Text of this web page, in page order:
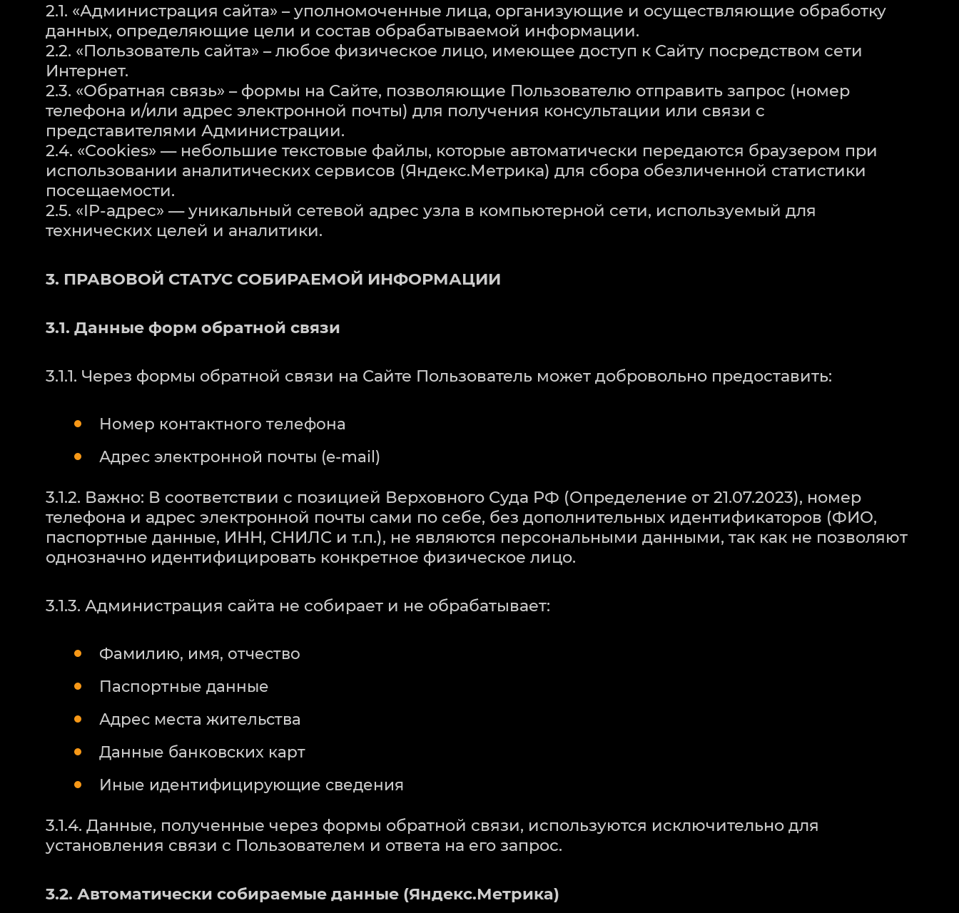
2.1. «Администрация сайта» – уполномоченные лица, организующие и осуществляющие обработку
данных, определяющие цели и состав обрабатываемой информации.
2.2. «Пользователь сайта» – любое физическое лицо, имеющее доступ к Сайту посредством сети
Интернет.
2.3. «Обратная связь» – формы на Сайте, позволяющие Пользователю отправить запрос (номер
телефона и/или адрес электронной почты) для получения консультации или связи с
представителями Администрации.
2.4. «Cookies» — небольшие текстовые файлы, которые автоматически передаются браузером при
использовании аналитических сервисов (Яндекс.Метрика) для сбора обезличенной статистики
посещаемости.
2.5. «IP-адрес» — уникальный сетевой адрес узла в компьютерной сети, используемый для
технических целей и аналитики.
3. ПРАВОВОЙ СТАТУС СОБИРАЕМОЙ ИНФОРМАЦИИ
3.1. Данные форм обратной связи
3.1.1. Через формы обратной связи на Сайте Пользователь может добровольно предоставить:
Номер контактного телефона
Адрес электронной почты (e-mail)
3.1.2. Важно: В соответствии с позицией Верховного Суда РФ (Определение от 21.07.2023), номер
телефона и адрес электронной почты сами по себе, без дополнительных идентификаторов (ФИО,
паспортные данные, ИНН, СНИЛС и т.п.), не являются персональными данными, так как не позволяют
однозначно идентифицировать конкретное физическое лицо.
3.1.3. Администрация сайта не собирает и не обрабатывает:
Фамилию, имя, отчество
Паспортные данные
Адрес места жительства
Данные банковских карт
Иные идентифицирующие сведения
3.1.4. Данные, полученные через формы обратной связи, используются исключительно для
установления связи с Пользователем и ответа на его запрос.
3.2. Автоматически собираемые данные (Яндекс.Метрика)